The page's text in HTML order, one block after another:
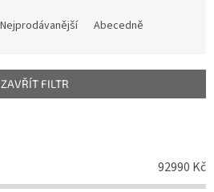
Nejprodávanější Abecedně
ZAVŘÍT FILTR
92990 Kč